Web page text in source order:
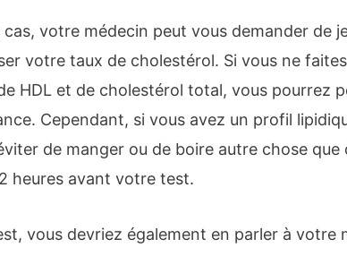
votre médecin peut vous demander de
votre taux de cholestérol. Si vous ne
HDL et de cholestérol total, vous pourrez
Cependant, si vous avez un profil
de manger ou de boire autre chose que
heures avant votre test.
vous devriez également en parler à votre